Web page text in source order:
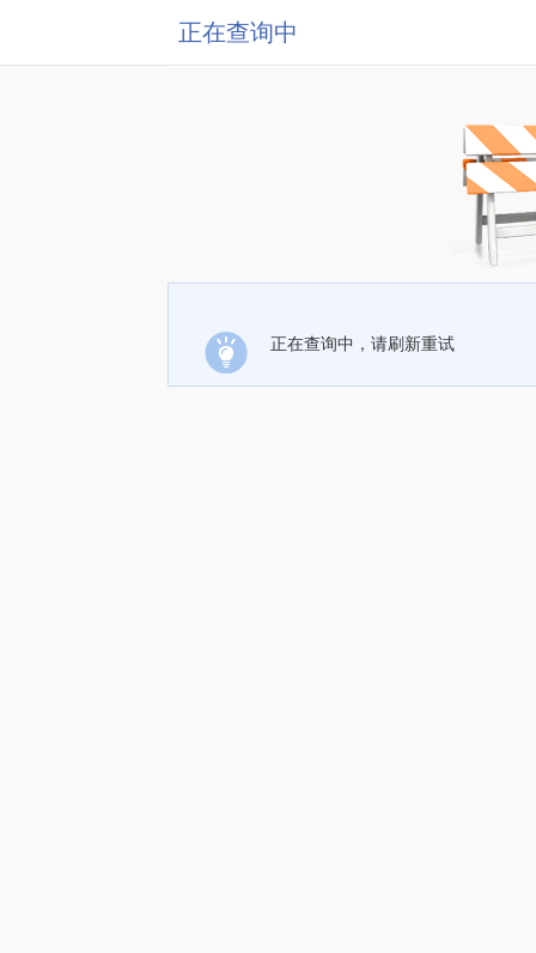
正在查询中
正在查询中，请刷新重试